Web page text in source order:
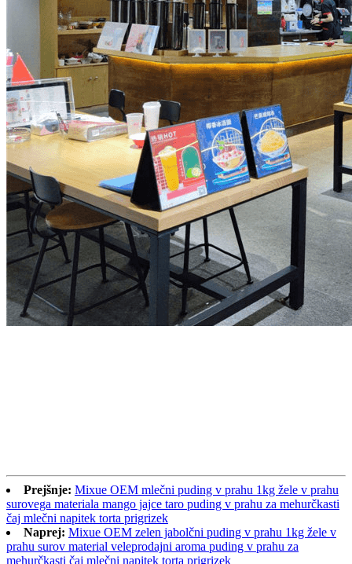
Prejšnje: Mixue OEM mlečni puding v prahu 1kg žele v prahu
surovega materiala mango jajce taro puding v prahu za mehurčkasti
čaj mlečni napitek torta prigrizek
Naprej: Mixue OEM zelen jabolčni puding v prahu 1kg žele v
prahu surov material veleprodajni aroma puding v prahu za
mehurčkasti čaj mlečni napitek torta prigrizek